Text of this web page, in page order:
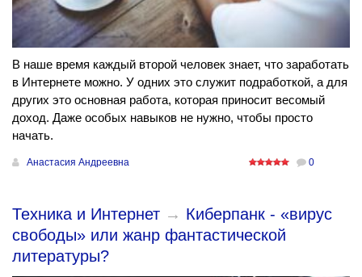
В наше время каждый второй человек знает, что заработать
в Интернете можно. У одних это служит подработкой, а для
других это основная работа, которая приносит весомый
доход. Даже особых навыков не нужно, чтобы просто
начать.
Анастасия Андреевна 0
Техника и Интернет → Киберпанк - «вирус
свободы» или жанр фантастической
литературы?